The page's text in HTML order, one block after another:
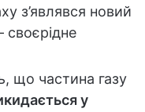
з’являвся новий
своєрідне
що частина газу
у